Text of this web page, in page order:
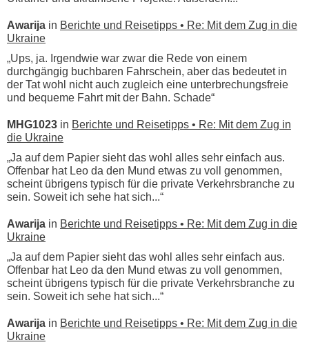
Awarija in Berichte und Reisetipps • Re: Mit dem Zug in die
Ukraine
„Ups, ja. Irgendwie war zwar die Rede von einem
durchgängig buchbaren Fahrschein, aber das bedeutet in
der Tat wohl nicht auch zugleich eine unterbrechungsfreie
und bequeme Fahrt mit der Bahn. Schade“
MHG1023 in Berichte und Reisetipps • Re: Mit dem Zug in
die Ukraine
„Ja auf dem Papier sieht das wohl alles sehr einfach aus.
Offenbar hat Leo da den Mund etwas zu voll genommen,
scheint übrigens typisch für die private Verkehrsbranche zu
sein. Soweit ich sehe hat sich...“
Awarija in Berichte und Reisetipps • Re: Mit dem Zug in die
Ukraine
„Ja auf dem Papier sieht das wohl alles sehr einfach aus.
Offenbar hat Leo da den Mund etwas zu voll genommen,
scheint übrigens typisch für die private Verkehrsbranche zu
sein. Soweit ich sehe hat sich...“
Awarija in Berichte und Reisetipps • Re: Mit dem Zug in die
Ukraine